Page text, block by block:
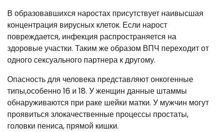
В образовавшихся наростах присутствует наивысшая
концентрация вирусных клеток. Если нарост
повреждается, инфекция распространяется на
здоровые участки. Таким же образом ВПЧ переходит от
одного сексуального партнера к другому.
Опасность для человека представляют онкогенные
типы,особенно 16 и 18. У женщин данные штаммы
обнаруживаются при раке шейки матки. У мужчин могут
проявиться злокачественные процессы простаты,
головки пениса, прямой кишки.